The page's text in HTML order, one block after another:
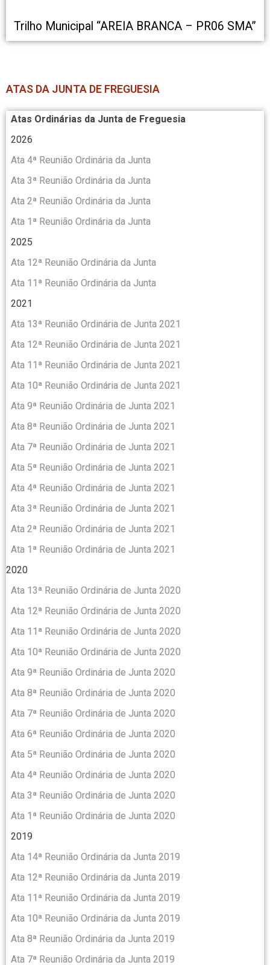
Trilho Municipal “AREIA BRANCA – PR06 SMA”
ATAS DA JUNTA DE FREGUESIA
Atas Ordinárias da Junta de Freguesia
2026
Ata 4ª Reunião Ordinária da Junta
Ata 3ª Reunião Ordinária da Junta
Ata 2ª Reunião Ordinária da Junta
Ata 1ª Reunião Ordinária da Junta
2025
Ata 12ª Reunião Ordinária da Junta
Ata 11ª Reunião Ordinária da Junta
2021
Ata 13ª Reunião Ordinária de Junta 2021
Ata 12ª Reunião Ordinária de Junta 2021
Ata 11ª Reunião Ordinária de Junta 2021
Ata 10ª Reunião Ordinária de Junta 2021
Ata 9ª Reunião Ordinária de Junta 2021
Ata 8ª Reunião Ordinária de Junta 2021
Ata 7ª Reunião Ordinária de Junta 2021
Ata 5ª Reunião Ordinária de Junta 2021
Ata 4ª Reunião Ordinária de Junta 2021
Ata 3ª Reunião Ordinária de Junta 2021
Ata 2ª Reunião Ordinária de Junta 2021
Ata 1ª Reunião Ordinária de Junta 2021
2020
Ata 13ª Reunião Ordinária de Junta 2020
Ata 12ª Reunião Ordinária de Junta 2020
Ata 11ª Reunião Ordinária de Junta 2020
Ata 10ª Reunião Ordinária de Junta 2020
Ata 9ª Reunião Ordinária de Junta 2020
Ata 8ª Reunião Ordinária de Junta 2020
Ata 7ª Reunião Ordinária de Junta 2020
Ata 6ª Reunião Ordinária de Junta 2020
Ata 5ª Reunião Ordinária de Junta 2020
Ata 4ª Reunião Ordinária de Junta 2020
Ata 3ª Reunião Ordinária de Junta 2020
Ata 1ª Reunião Ordinária de Junta 2020
2019
Ata 14ª Reunião Ordinária da Junta 2019
Ata 12ª Reunião Ordinária da Junta 2019
Ata 11ª Reunião Ordinária da Junta 2019
Ata 10ª Reunião Ordinária da Junta 2019
Ata 8ª Reunião Ordinária da Junta 2019
Ata 7ª Reunião Ordinária da Junta 2019